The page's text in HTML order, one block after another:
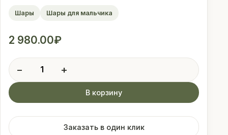
Контакты
086-59-99
Шары Шары для мальчика
2 980.00₽
−
Количество
товара
Сет
2025
+
В корзину
Заказать в один клик